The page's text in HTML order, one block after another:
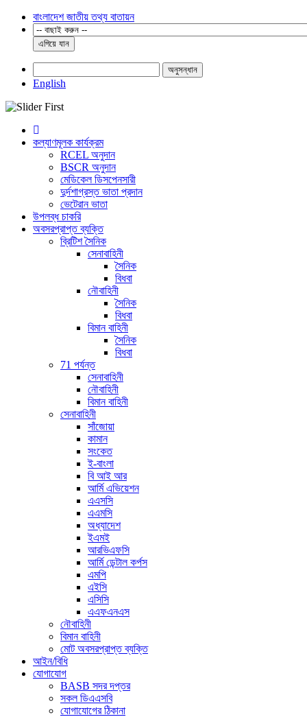
বাংলাদেশ জাতীয় তথ্য বাতায়ন
এগিয়ে যান
অনুসন্ধান
English
কল্যাণমূলক কার্যক্রম
RCEL অনুদান
BSCR অনুদান
মেডিকেল ডিসপেনসারী
দুর্দশাগ্রস্ত ভাতা প্রদান
ভেটেরান ভাতা
উপলব্ধ চাকরি
অবসরপ্রাপ্ত ব্যক্তি
ব্রিটিশ সৈনিক
সেনাবাহিনী
সৈনিক
বিধবা
নৌবাহিনী
সৈনিক
বিধবা
বিমান বাহিনী
সৈনিক
বিধবা
71 পর্যন্ত
সেনাবাহিনী
নৌবাহিনী
বিমান বাহিনী
সেনাবাহিনী
সাঁজোয়া
কামান
সংকেত
ই-বাংলা
বি আই আর
আর্মি এভিয়েশন
এএসসি
এএমসি
অধ্যাদেশ
ইএমই
আরভিএফসি
আর্মি ডেন্টাল কর্পস
এমপি
এইসি
এসিসি
এএফএনএস
নৌবাহিনী
বিমান বাহিনী
মোট অবসরপ্রাপ্ত ব্যক্তি
আইন/বিধি
যোগাযোগ
BASB সদর দপ্তর
সকল ডিএএসবি
যোগাযোগের ঠিকানা